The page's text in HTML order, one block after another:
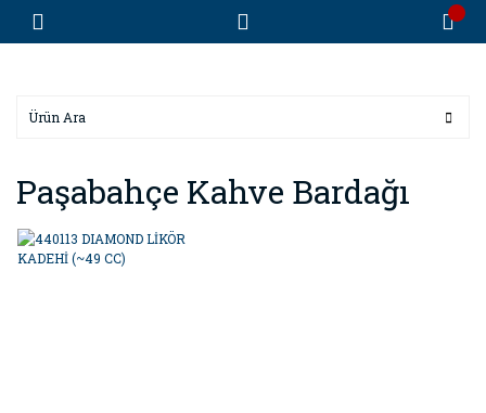
Paşabahçe Kahve Bardağı